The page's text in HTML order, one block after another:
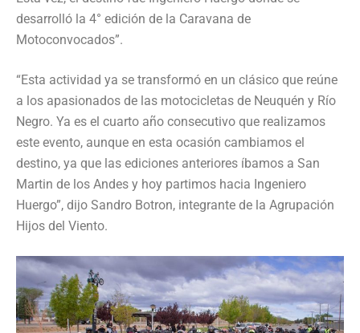
desarrolló la 4° edición de la Caravana de
Motoconvocados”.
“Esta actividad ya se transformó en un clásico que reúne
a los apasionados de las motocicletas de Neuquén y Río
Negro. Ya es el cuarto año consecutivo que realizamos
este evento, aunque en esta ocasión cambiamos el
destino, ya que las ediciones anteriores íbamos a San
Martin de los Andes y hoy partimos hacia Ingeniero
Huergo”, dijo Sandro Botron, integrante de la Agrupación
Hijos del Viento.